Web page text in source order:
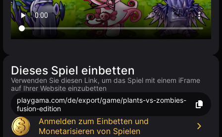
Dieses Spiel einbetten
Verwenden Sie diesen Link, um das Spiel mit einem iFrame
auf Ihrer Website einzubetten
playgama.com/de/export/game/plants-vs-zombies-
fusion-edition
Anmelden zum Einbetten und
Monetarisieren von Spielen